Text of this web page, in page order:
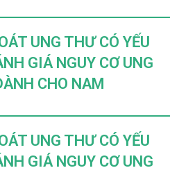
UNG THƯ CÓ YẾU
GIÁ NGUY CƠ UNG
CHO NAM
UNG THƯ CÓ YẾU
GIÁ NGUY CƠ UNG